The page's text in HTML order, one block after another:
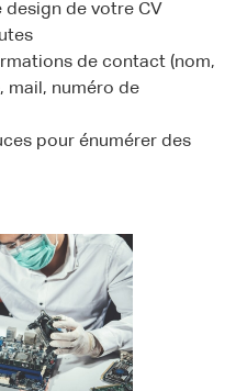
design de votre CV
de contact (nom,
mail, numéro de
pour énumérer des